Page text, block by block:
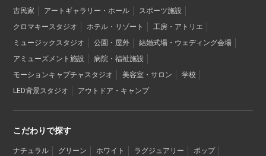
古民家
アートギャラリー・ホール
スポーツ施設
クロマキースタジオ
ホテル・リゾート
工房・アトリエ
ミュージックスタジオ
公園・屋外
結婚式場・ウェディング会場
アミューズメント施設
病院・福祉施設
モーションキャプチャスタジオ
美容室・サロン
学校
LED背景スタジオ
アウトドア・キャンプ
こだわりで探す
ナチュラル グリーン ホワイト ラグジュアリー
ポップ